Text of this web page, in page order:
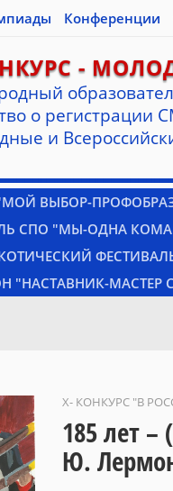
Конференции
-
о
и
ВЫБОР-
СПО "МЫ-ОДНА
"НАСТАВНИК-МАСТЕР
X- КОНКУРС "В
185 лет
Ю.